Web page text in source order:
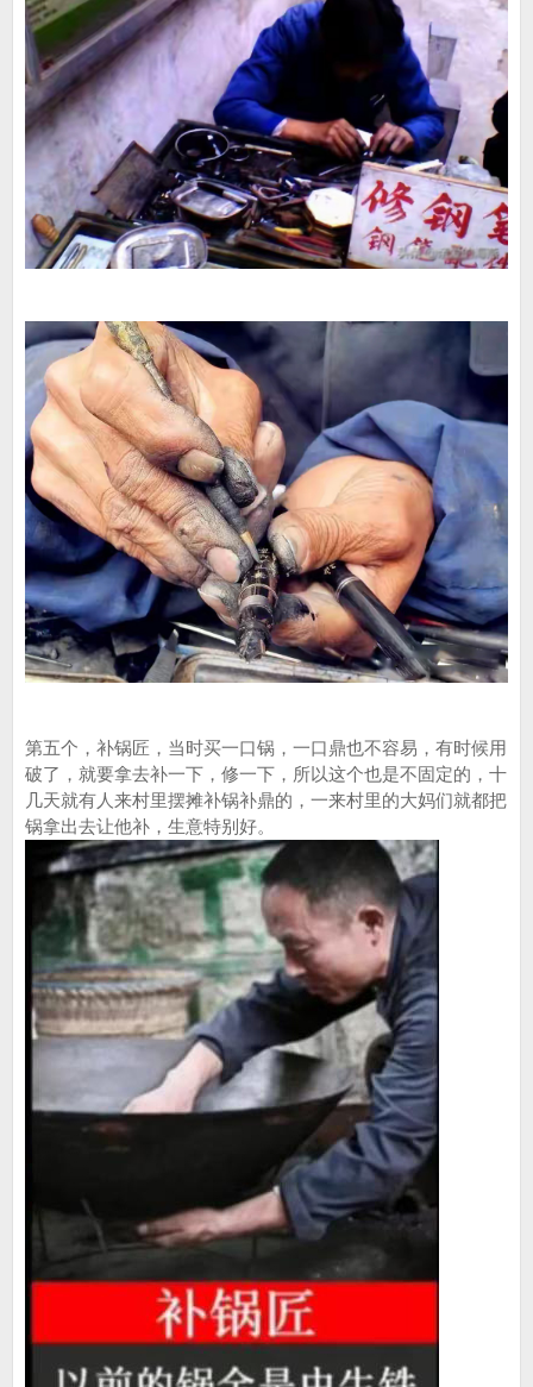
第五个，补锅匠，当时买一口锅，一口鼎也不容易，有时候用
破了，就要拿去补一下，修一下，所以这个也是不固定的，十
几天就有人来村里摆摊补锅补鼎的，一来村里的大妈们就都把
锅拿出去让他补，生意特别好。